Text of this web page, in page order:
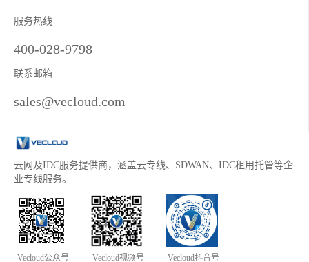
服务热线
400-028-9798
联系邮箱
sales@vecloud.com
云网及IDC服务提供商，涵盖云专线、SDWAN、IDC租用托管等企
业专线服务。
Vecloud公众号 Vecloud视频号 Vecloud抖音号